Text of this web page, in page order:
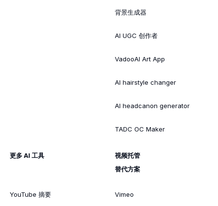
背景生成器
AI UGC 创作者
VadooAI Art App
AI hairstyle changer
AI headcanon generator
TADC OC Maker
更多 AI 工具
YouTube 摘要
视频托管
替代方案
Vimeo